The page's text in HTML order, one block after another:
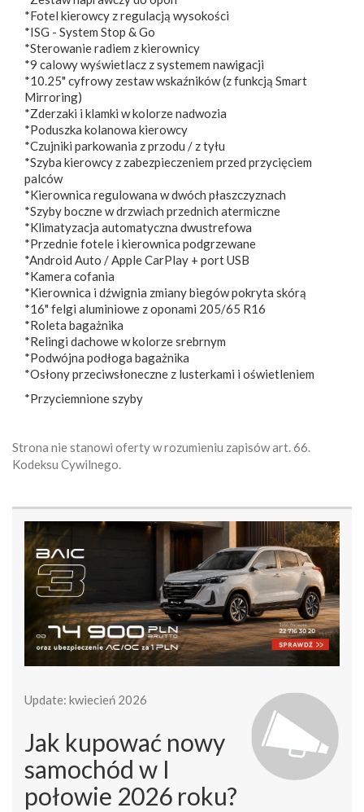
*Fotel kierowcy z regulacją wysokości
*ISG - System Stop & Go
*Sterowanie radiem z kierownicy
*9 calowy wyświetlacz z systemem nawigacji
*10.25" cyfrowy zestaw wskaźników (z funkcją Smart
Mirroring)
*Zderzaki i klamki w kolorze nadwozia
*Poduszka kolanowa kierowcy
*Czujniki parkowania z przodu / z tyłu
*Szyba kierowcy z zabezpieczeniem przed przycięciem
palców
*Kierownica regulowana w dwóch płaszczyznach
*Szyby boczne w drzwiach przednich atermiczne
*Klimatyzacja automatyczna dwustrefowa
*Przednie fotele i kierownica podgrzewane
*Android Auto / Apple CarPlay + port USB
*Kamera cofania
*Kierownica i dźwignia zmiany biegów pokryta skórą
*16" felgi aluminiowe z oponami 205/65 R16
*Roleta bagażnika
*Relingi dachowe w kolorze srebrnym
*Podwójna podłoga bagażnika
*Osłony przeciwsłoneczne z lusterkami i oświetleniem
*Przyciemnione szyby
Strona nie stanowi oferty w rozumieniu zapisów art. 66.
Kodeksu Cywilnego.
Update: kwiecień 2026
Jak kupować nowy
samochód w I
połowie 2026 roku?